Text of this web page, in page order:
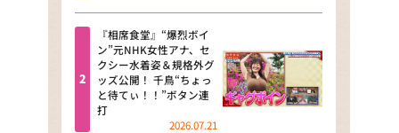
news おかえり
河合＆A.B.C-Z塚田×福井アナ
「なんでやねん！？」（news お
かえり）
DAIGOも台所 ～きょうの献立 何
『相席食堂』“爆烈ボイ
ン”元NHK女性アナ、セ
クシー水着姿＆規格外グ
ッズ公開！ 千鳥“ちょっ
と待てぃ！！”ボタン連
打
2026.07.21